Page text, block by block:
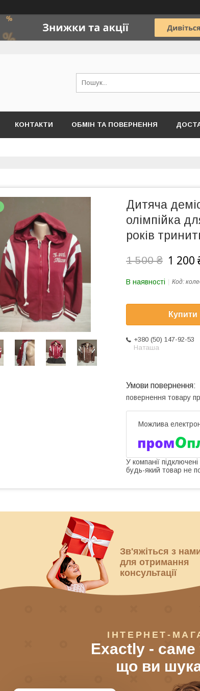
КОНТАКТИ ОБМІН ТА ПОВЕРНЕННЯ
Дитяча
олімпійка
років
1 500 ₴ 1 200
В наявності Код:
Купити
+380 (50) 147-92-53
Наташа
повернення товару
У компанії
будь-який товар не
Зв'яжіться з
для отримання
консультації
ІНТЕРНЕТ-
Exactly - саме
що ви